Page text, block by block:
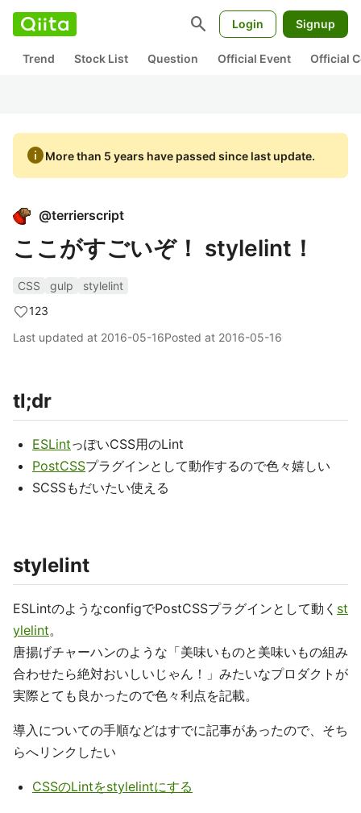
search Login Signup
Trend Stock List Question Official Event Official
infoMore than 5 years have passed since last update.
@terrierscript
ここがすごいぞ！ stylelint！
CSS gulp
stylelint
123
Last updated at 2016-05-16Posted at 2016-05-16
tl;dr
ESLintっぽいCSS用のLint
PostCSSプラグインとして動作するので色々嬉しい
SCSSもだいたい使える
stylelint
ESLintのようなconfigでPostCSSプラグインとして動く st
ylelint。
唐揚げチャーハンのような「美味いものと美味いもの組み
合わせたら絶対おいしいじゃん！」みたいなプロダクトが
実際とても良かったので色々利点を記載。
導入についての手順などはすでに記事があったので、そち
らへリンクしたい
CSSのLintをstylelintにする